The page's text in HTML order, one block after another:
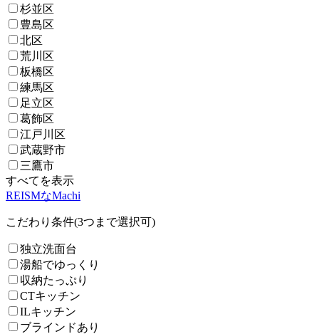
杉並区
豊島区
北区
荒川区
板橋区
練馬区
足立区
葛飾区
江戸川区
武蔵野市
三鷹市
すべてを表示
REISMなMachi
こだわり条件(3つまで選択可)
独立洗面台
湯船でゆっくり
収納たっぷり
CTキッチン
ILキッチン
ブラインドあり